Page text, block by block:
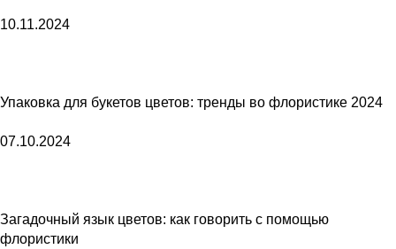
10.11.2024
Упаковка для букетов цветов: тренды во флористике 2024
07.10.2024
Загадочный язык цветов: как говорить с помощью
флористики